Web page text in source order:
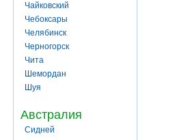
Чайковский
Чебоксары
Челябинск
Черногорск
Чита
Шемордан
Шуя
Австралия
Сидней